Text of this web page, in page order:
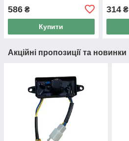
586 ₴
Купити
314₴
Акційні пропозиції та новинки